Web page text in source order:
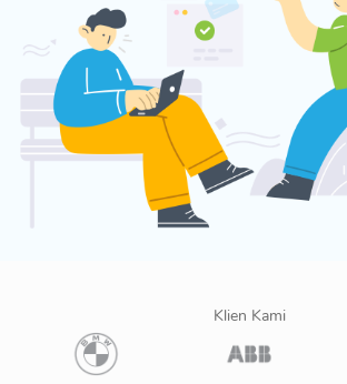
Klien Kami